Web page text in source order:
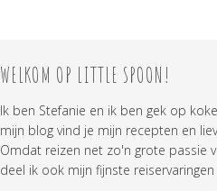
WELKOM OP LITTLE SPOON!
Ik ben Stefanie en ik ben gek op
mijn blog vind je mijn recepten en
Omdat reizen net zo'n grote passie
deel ik ook mijn fijnste